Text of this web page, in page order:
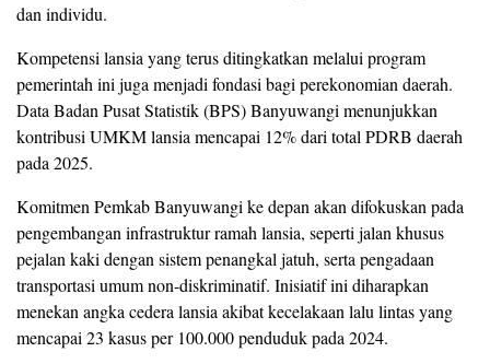
dan individu.
Kompetensi lansia yang terus ditingkatkan melalui program
pemerintah ini juga menjadi fondasi bagi perekonomian daerah.
Data Badan Pusat Statistik (BPS) Banyuwangi menunjukkan
kontribusi UMKM lansia mencapai 12% dari total PDRB daerah
pada 2025.
Komitmen Pemkab Banyuwangi ke depan akan difokuskan pada
pengembangan infrastruktur ramah lansia, seperti jalan khusus
pejalan kaki dengan sistem penangkal jatuh, serta pengadaan
transportasi umum non-diskriminatif. Inisiatif ini diharapkan
menekan angka cedera lansia akibat kecelakaan lalu lintas yang
mencapai 23 kasus per 100.000 penduduk pada 2024.